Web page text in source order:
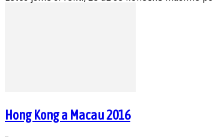
Hong Kong a Macau 2016